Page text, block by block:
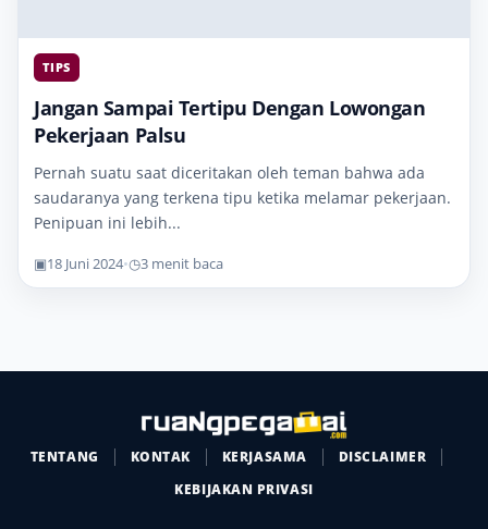
TIPS
Jangan Sampai Tertipu Dengan Lowongan
Pekerjaan Palsu
Pernah suatu saat diceritakan oleh teman bahwa ada
saudaranya yang terkena tipu ketika melamar pekerjaan.
Penipuan ini lebih...
▣18 Juni 2024•◷3 menit baca
TENTANG KONTAK KERJASAMA
DISCLAIMER
KEBIJAKAN PRIVASI